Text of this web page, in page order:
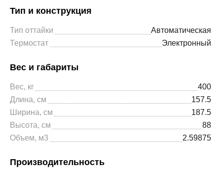
Тип и конструкция
Тип оттайки
Автоматическая
Термостат
Электронный
Вес и габариты
Вес, кг
400
Длина, см
157.5
Ширина, см
187.5
Высота, см
88
Объем, м3
2.59875
Производительность